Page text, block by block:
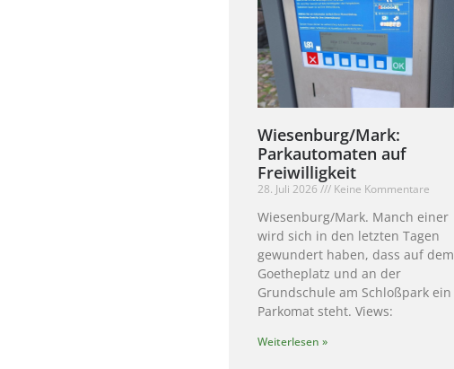
Wiesenburg/Mark:
Parkautomaten auf
Freiwilligkeit
28. Juli 2026 Keine Kommentare
Wiesenburg/Mark. Manch einer
wird sich in den letzten Tagen
gewundert haben, dass auf dem
Goetheplatz und an der
Grundschule am Schloßpark ein
Parkomat steht. Views:
Weiterlesen »